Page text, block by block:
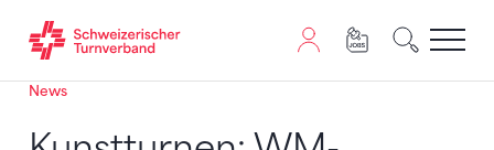
Zum Inhalt springen
Zur Sitemap navigieren
Zum Navigieren dieser Seite wird JavaScript benötigt.
News